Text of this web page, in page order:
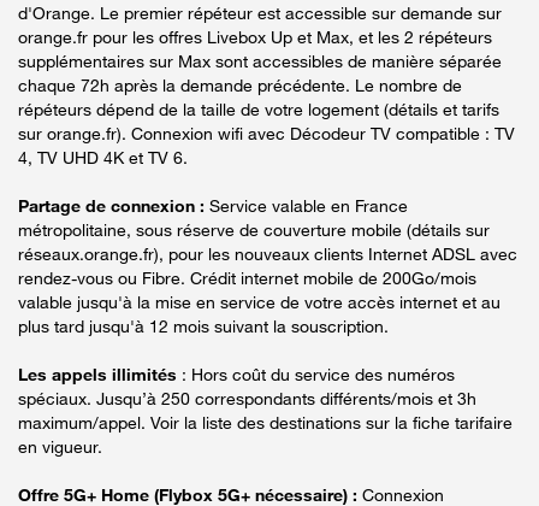
d'Orange. Le premier répéteur est accessible sur demande sur
orange.fr pour les offres Livebox Up et Max, et les 2 répéteurs
supplémentaires sur Max sont accessibles de manière séparée
chaque 72h après la demande précédente. Le nombre de
répéteurs dépend de la taille de votre logement (détails et tarifs
sur orange.fr). Connexion wifi avec Décodeur TV compatible : TV
4, TV UHD 4K et TV 6.
Partage de connexion : Service valable en France
métropolitaine, sous réserve de couverture mobile (détails sur
réseaux.orange.fr), pour les nouveaux clients Internet ADSL avec
rendez-vous ou Fibre. Crédit internet mobile de 200Go/mois
valable jusqu'à la mise en service de votre accès internet et au
plus tard jusqu'à 12 mois suivant la souscription.
Les appels illimités : Hors coût du service des numéros
spéciaux. Jusqu’à 250 correspondants différents/mois et 3h
maximum/appel. Voir la liste des destinations sur la fiche tarifaire
en vigueur.
Offre 5G+ Home (Flybox 5G+ nécessaire) : Connexion